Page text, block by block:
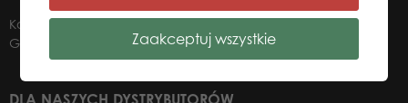
Kontakt
Gdzie kupić?
Zaakceptuj wszystkie